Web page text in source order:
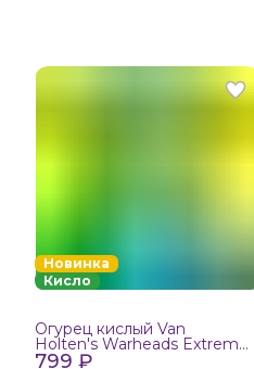
Новинка
Кисло
799 ₽
Огурец кислый Van
Holten's Warheads Extreme
Sour, 140г